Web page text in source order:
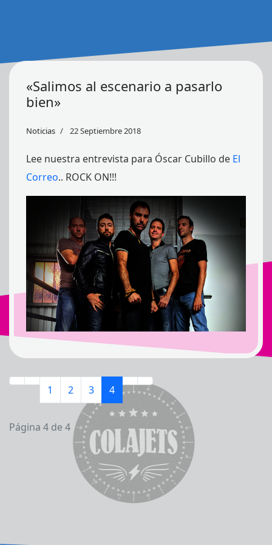
«Salimos al escenario a pasarlo
bien»
Noticias 22 Septiembre 2018
Lee nuestra entrevista para Óscar Cubillo de El
Correo.. ROCK ON!!!
1 2 3 4
Página 4 de 4